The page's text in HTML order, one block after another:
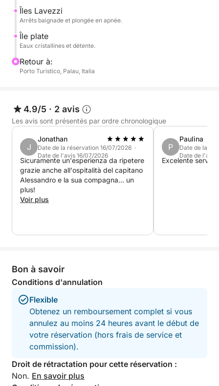
fonds marins limpides et de baies idéales pour la
détente et la plongée avec tuba. Vous ferez
également escale à Isola Piana, célèbre pour sa mer
turquoise et son atmosphère paisible et authentique.
La journée alternera navigation pittoresque et pauses
baignade dans des endroits soigneusement
Parfait pour les couples, les familles ou les groupes
d'amis, c'est le moyen idéal de découvrir la mer
entre la Sardaigne et la Corse et d'explorer certains
des plus beaux et des plus sauvages endroits de la
Méditerranée.
Îles Lavezzi
Arrêts baignade et plongée en apnée.
Île plate
Eaux cristallines et détente.
Retour à:
Porto Turistico, Palau, Italia
4.9/5 · 2 avis
Les avis sont présentés par ordre chronologique
J
Jonathan
Date de la réservation 16/07/2026 ·
Date de l'avis 16/07/2026
Sicuramente un'esperienza da ripetere
grazie anche all'ospitalità del capitano
Alessandro e la sua compagna... un
plus!
Voir plus
P
Paulina
Date de la
Date de
Excelente service
Bon à savoir
Conditions d'annulation
Flexible
Obtenez un remboursement complet si vous
annulez au moins 24 heures avant le début de
votre réservation (hors frais de service et
commission).
Droit de rétractation pour cette réservation :
Non. En savoir plus